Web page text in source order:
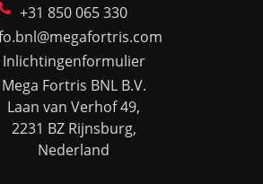
+31 850 065 330
Inlichtingenformulier
Mega Fortris BNL B.V.
Laan van Verhof 49,
2231 BZ Rijnsburg,
Nederland